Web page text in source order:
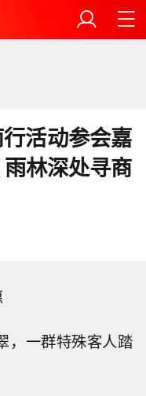
活动参会嘉
林深处寻商
，一群特殊客人踏